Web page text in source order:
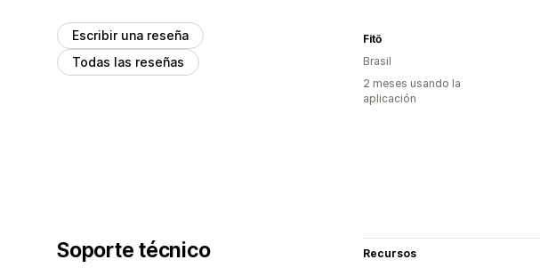
Escribir una reseña
Todas las reseñas
Fitō
Brasil
2 meses usando la
aplicación
Soporte técnico Recursos